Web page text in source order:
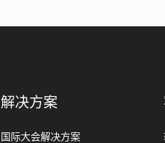
解决方案
国际大会解决方案